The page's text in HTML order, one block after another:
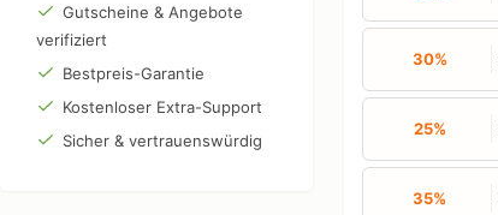
Gutscheine & Angebote
verifiziert
Bestpreis-Garantie
Kostenloser Extra-Support
Sicher & vertrauenswürdig
30%
25%
35%